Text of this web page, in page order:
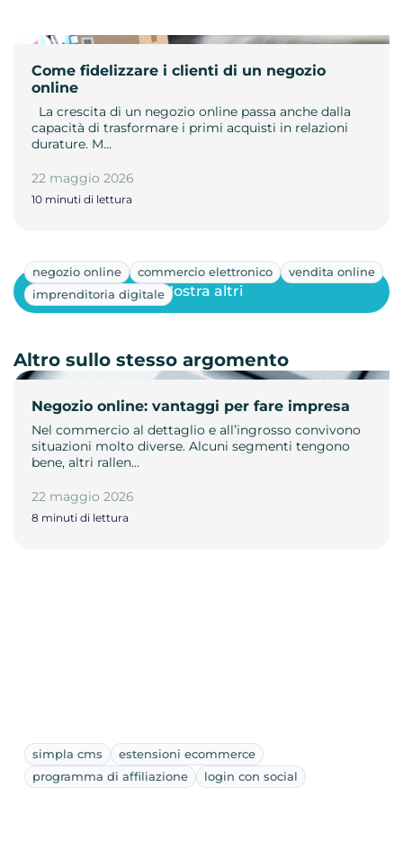
Come fidelizzare i clienti di un negozio
online
­ ­ La crescita di un negozio online passa anche dalla
capacità di trasformare i primi acquisti in relazioni
durature. M…
22 maggio 2026
10 minuti di lettura
negozio online commercio elettronico
vendita online
imprenditoria digitale
Negozio online: vantaggi per fare impresa
Nel commercio al dettaglio e all’ingrosso convivono
situazioni molto diverse. Alcuni segmenti tengono
bene, altri rallen…
22 maggio 2026
8 minuti di lettura
Mostra altri
Altro sullo stesso argomento
simpla cms
estensioni ecommerce
programma di affiliazione
login con social